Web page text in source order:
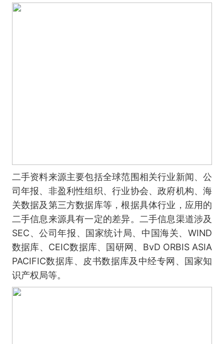
二手资料来源主要包括全球范围相关行业新闻、公
司年报、非盈利性组织、行业协会、政府机构、海
关数据及第三方数据库等，根据具体行业，应用的
二手信息来源具有一定的差异。二手信息渠道涉及
SEC、公司年报、国家统计局、中国海关、WIND
数据库、CEIC数据库、国研网、BvD ORBIS ASIA
PACIFIC数据库、皮书数据库及中经专网、国家知
识产权局等。